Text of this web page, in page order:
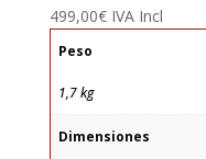
499,00€ IVA Incl
Peso
1,7 kg
Dimensiones